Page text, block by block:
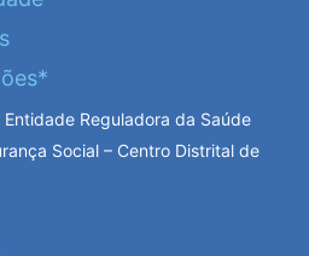
Reguladora da Saúde
Social – Centro Distrital de
Y